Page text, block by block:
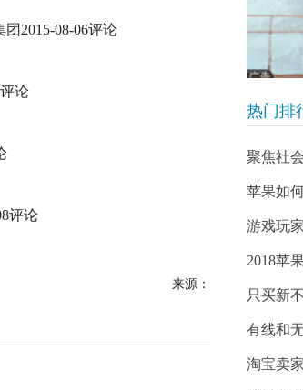
2015-08-06评论
论
评论
来源：
热门排
聚焦社
苹果如
游戏玩
2018苹
只买新
有线和
淘宝卖